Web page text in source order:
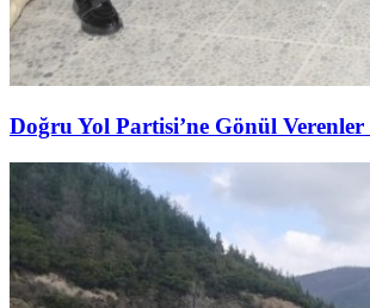
Doğru Yol Partisi’ne Gönül